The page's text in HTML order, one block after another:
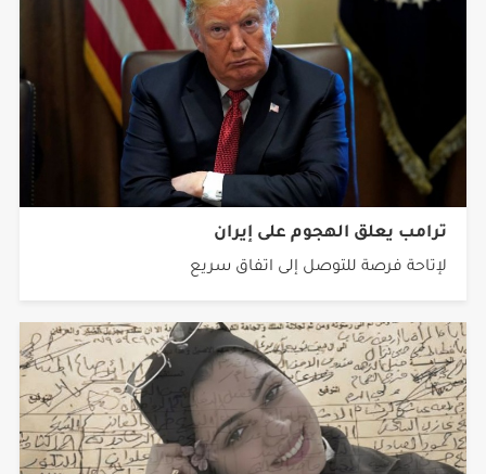
ترامب يعلق الهجوم على إيران
لإتاحة فرصة للتوصل إلى اتفاق سريع